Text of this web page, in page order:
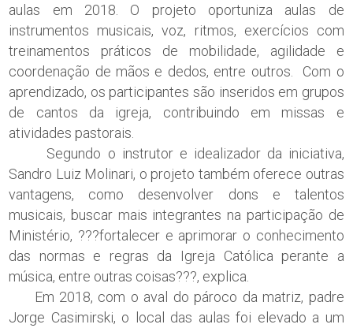
aulas em 2018. O projeto oportuniza aulas de
instrumentos musicais, voz, ritmos, exercícios com
treinamentos práticos de mobilidade, agilidade e
coordenação de mãos e dedos, entre outros. Com o
aprendizado, os participantes são inseridos em grupos
de cantos da igreja, contribuindo em missas e
atividades pastorais.
Segundo o instrutor e idealizador da iniciativa,
Sandro Luiz Molinari, o projeto também oferece outras
vantagens, como desenvolver dons e talentos
musicais, buscar mais integrantes na participação de
Ministério, ???fortalecer e aprimorar o conhecimento
das normas e regras da Igreja Católica perante a
música, entre outras coisas???, explica.
Em 2018, com o aval do pároco da matriz, padre
Jorge Casimirski, o local das aulas foi elevado a um